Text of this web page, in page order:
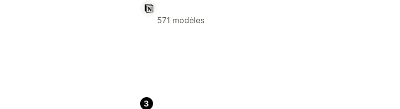
571 modèles
3